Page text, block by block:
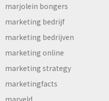
marjolein bongers
marketing bedrijf
marketing bedrijven
marketing online
marketing strategy
marketingfacts
marveld